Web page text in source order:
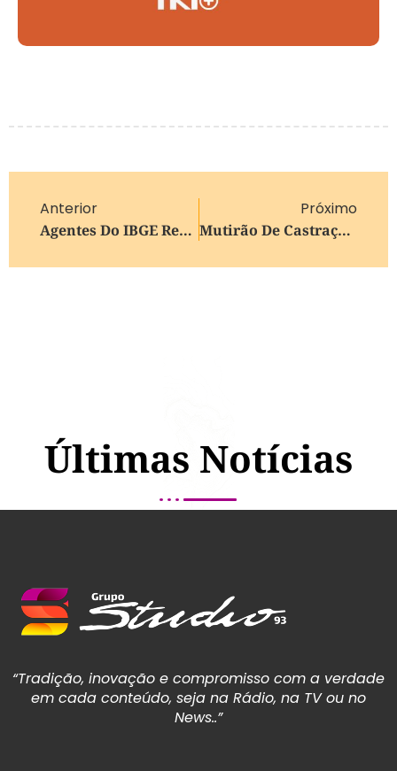
Anterior
Agentes Do IBGE Realizam Pesquisas Domiciliares Na Região Central De Farroupilha Nesta Segunda-Feira
Próximo
Mutirão De Castrações Encerra Com Mais De 200 Procedimentos Cirúrgicos Em Bento Gonçalves
Últimas Notícias
“Tradição, inovação e compromisso com a verdade
em cada conteúdo, seja na Rádio, na TV ou no
News..”